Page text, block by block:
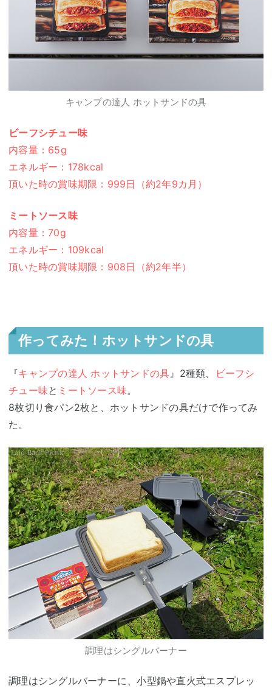
キャンプの達人 ホットサンドの具
ビーフシチュー味
内容量：65g
エネルギー：178kcal
頂いた時の賞味期限：999日（約2年9カ月）
ミートソース味
内容量：70g
エネルギー：109kcal
頂いた時の賞味期限：908日（約2年半）
作ってみた！ホットサンドの具
『キャンプの達人 ホットサンドの具 』2種類、
ビーフシ
チュー味と ミートソース味。
8枚切り食パン2枚と、ホットサンドの具だけで作ってみ
た。
調理はシングルバーナー
調理はシングルバーナーに、小型鍋や直火式エスプレッ